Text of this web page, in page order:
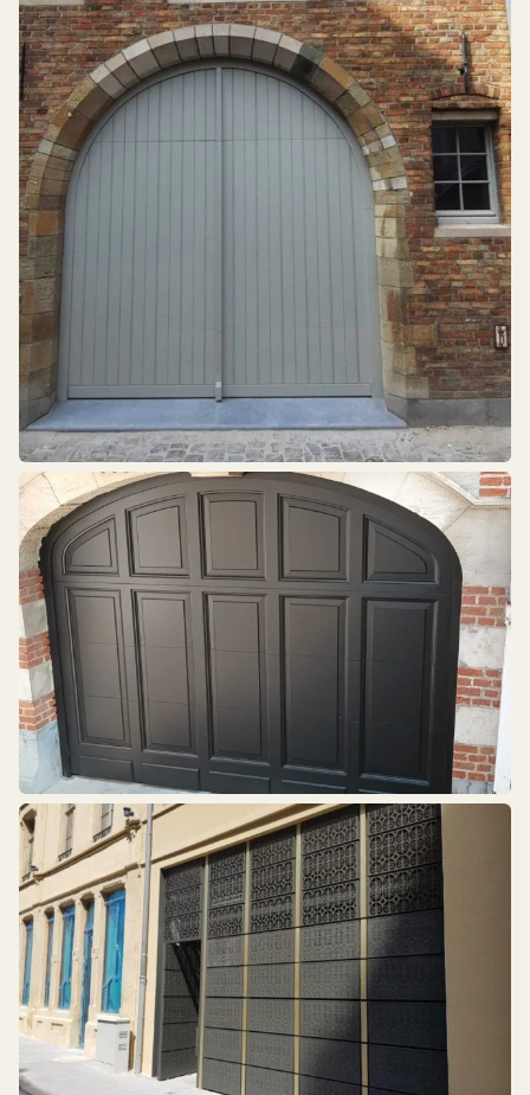
Revêtement de façade
Portes avec vitrage
Porte d'entrée
Joyaux artisanaux
Snelroldeuren
Bois
Matière synthétique
Autre
Prisme - Verre